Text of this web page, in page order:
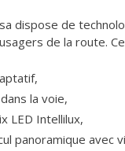
dispose de
de la route.
la voie,
LED Intellilux,
panoramique avec